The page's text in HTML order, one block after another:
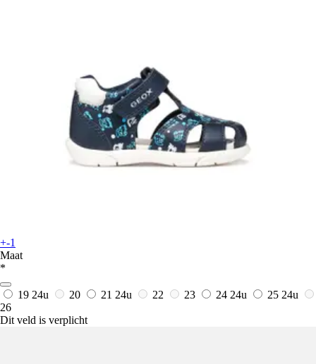
+-1
Maat
*
19 24u 20 21 24u 22 23 24 24u 25 24u
26
Dit veld is verplicht